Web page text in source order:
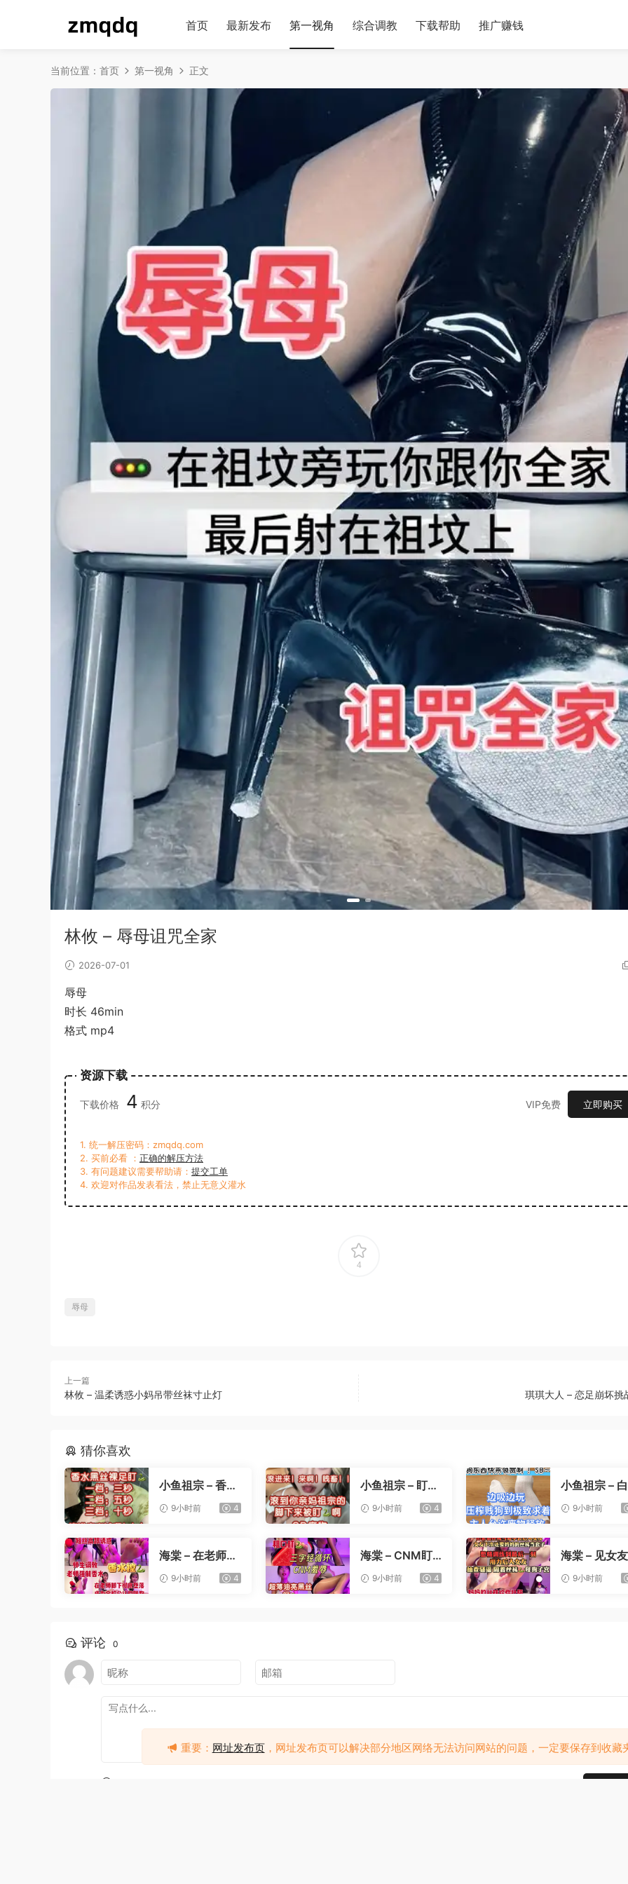
首页 最新发布 第一视角 综合调教 下载帮助 推广赚钱
当前位置： 首页 第一视角 正文
林攸 – 辱母诅咒全家
2026-07-01
辱母
时长 46min
格式 mp4
资源下载
下载价格 4 积分 VIP免费 立即购买
1. 统一解压密码：zmqdq.com
2. 买前必看 ： 正确的解压方法
3. 有问题建议需要帮助请： 提交工单
4. 欢迎对作品发表看法，禁止无意义灌水
4
辱母
上一篇
林攸 – 温柔诱惑小妈吊带丝袜寸止灯 琪琪大人 – 恋足崩坏挑
猜你喜欢
小鱼祖宗 – 香水
黑丝裸足盯射
9小时前 4
小鱼祖宗 – 盯射
9小时前 4
小鱼祖宗 –
9小时前
海棠 – 在老师办
9小时前 4
海棠 – CNM盯
9小时前 4
海棠 – 见女
9小时前
评论 0
重要： 网址发布页，网址发布页可以解决部分地区网络无法访问网站的问题，一定要保存到收藏